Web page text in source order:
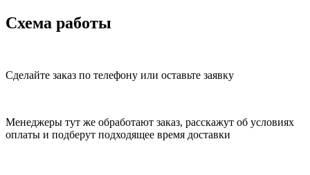
Схема работы
Сделайте заказ по телефону или оставьте заявку
Менеджеры тут же обработают заказ, расскажут об условиях
оплаты и подберут подходящее время доставки